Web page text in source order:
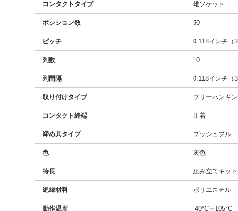
コンタクトタイプ 雌ソケット
ポジション数 50
ピッチ 0.118インチ（
列数 10
列間隔 0.118インチ（
取り付けタイプ フリーハンギ
コンタクト終端 圧着
締め具タイプ プッシュプル
色 灰色
特長 組み立てキット
絶縁材料 ポリエステル
動作温度 -40°C～105°C